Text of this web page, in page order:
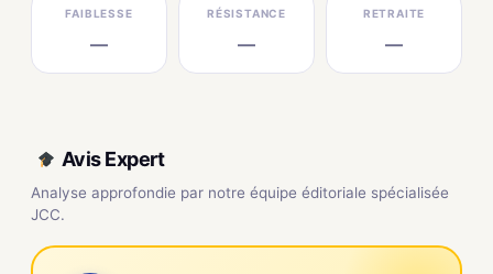
FAIBLESSE
—
RÉSISTANCE
—
RETRAITE
—
Avis Expert
Analyse approfondie par notre équipe éditoriale spécialisée
JCC.